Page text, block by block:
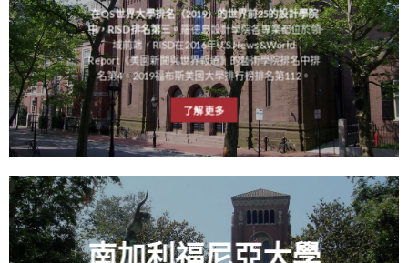
在QS世界大學排名（2019）的世界前25的設計學院
中，RISD排名第三。羅德島設計學院各專業都位於領
域前端，RISD在2016年U.S.News&World
Report《美國新聞與世界報道》的藝術學院排名中排
名第4。2019福布斯美國大學排行榜排名第112。
了解更多
南加利福尼亞大學